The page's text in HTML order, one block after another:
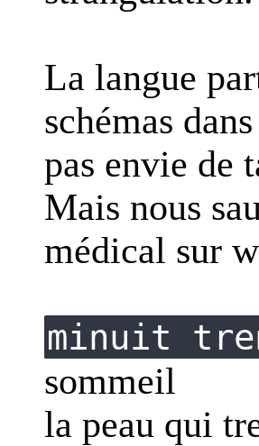
La langue
schémas
pas envie de
Mais nous
médical sur
minuit
sommeil
la peau qui